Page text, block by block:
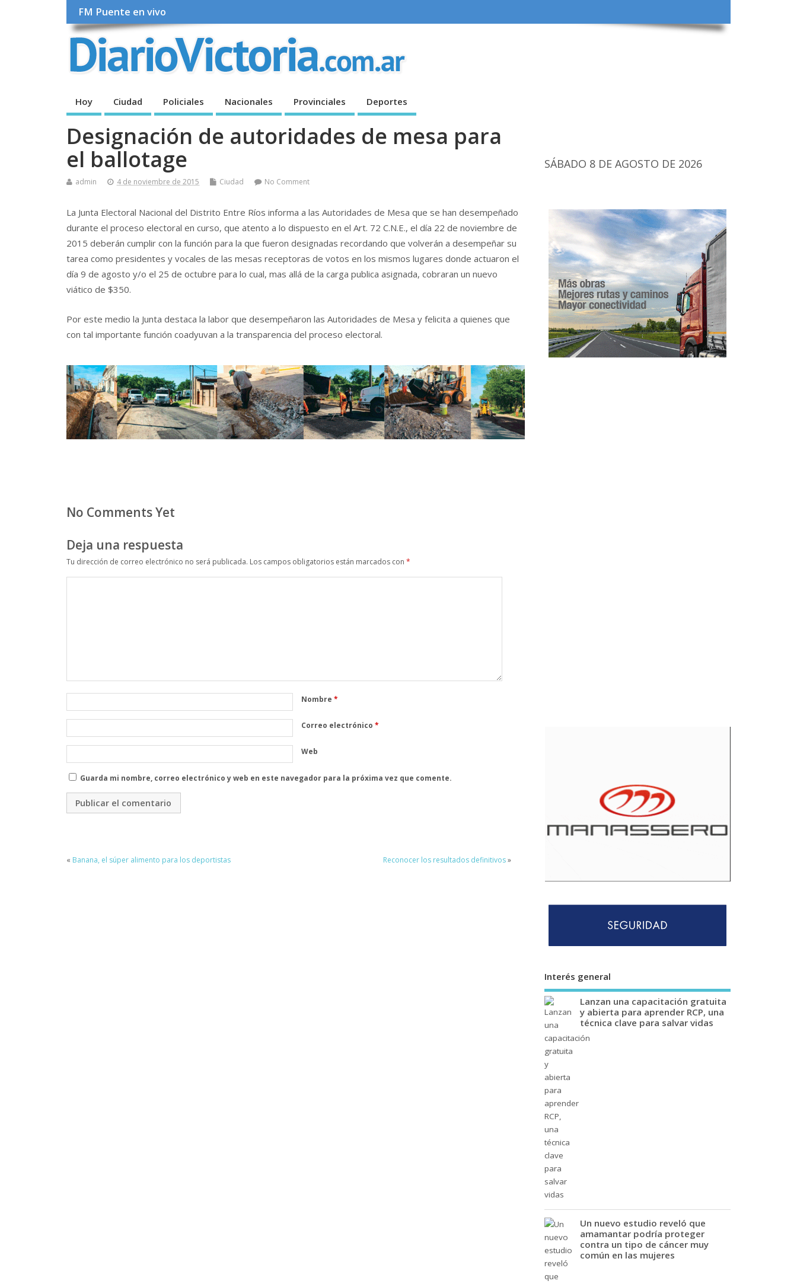
FM Puente en vivo
Hoy Ciudad Policiales Nacionales Provinciales Deportes
Designación de autoridades de mesa para
el ballotage
admin 4 de noviembre de 2015 Ciudad No Comment
La Junta Electoral Nacional del Distrito Entre Ríos informa a las Autoridades de Mesa que se han desempeñado
durante el proceso electoral en curso, que atento a lo dispuesto en el Art. 72 C.N.E., el día 22 de noviembre de
2015 deberán cumplir con la función para la que fueron designadas recordando que volverán a desempeñar su
tarea como presidentes y vocales de las mesas receptoras de votos en los mismos lugares donde actuaron el
día 9 de agosto y/o el 25 de octubre para lo cual, mas allá de la carga publica asignada, cobraran un nuevo
viático de $350.
Por este medio la Junta destaca la labor que desempeñaron las Autoridades de Mesa y felicita a quienes que
con tal importante función coadyuvan a la transparencia del proceso electoral.
No Comments Yet
Deja una respuesta
Tu dirección de correo electrónico no será publicada. Los campos obligatorios están marcados con *
Nombre *
Correo electrónico *
Web
Guarda mi nombre, correo electrónico y web en este navegador para la próxima vez que comente.
« Banana, el súper alimento para los deportistas Reconocer los resultados definitivos»
SÁBADO 8 DE AGOSTO DE 2026
Interés general
Lanzan una capacitación gratuita
y abierta para aprender RCP, una
técnica clave para salvar vidas
Un nuevo estudio reveló que
amamantar podría proteger
contra un tipo de cáncer muy
común en las mujeres